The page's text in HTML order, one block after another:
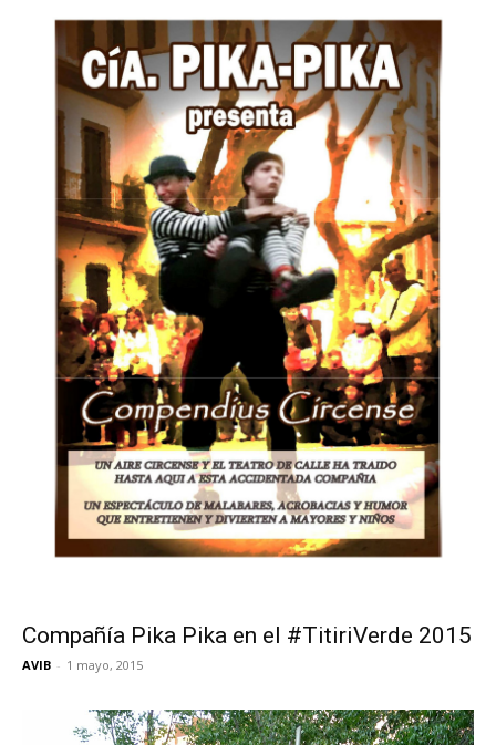
Compañía Pika Pika en el #TitiriVerde 2015
AVIB - 1 mayo, 2015